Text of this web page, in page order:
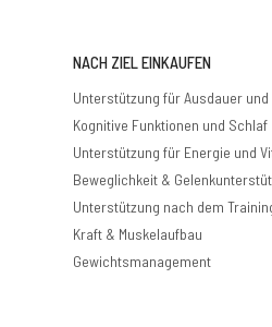
NACH ZIEL EINKAUFEN
Unterstützung für Ausdauer
Kognitive Funktionen und Schlaf
Unterstützung für Energie und
Beweglichkeit &
Unterstützung nach dem
Kraft & Muskelaufbau
Gewichtsmanagement